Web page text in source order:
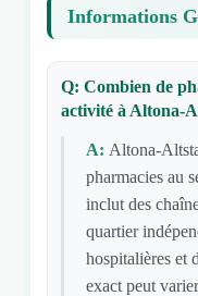
Informations
Q: Combien de
activité à Altona-
A: Altona-
pharmacies au
inclut des
quartier
hospitalières et
exact peut